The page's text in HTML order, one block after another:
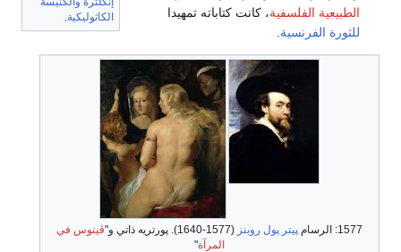
الكاثوليكية.
1577: الرسام پيتر پول روبنز (1577-1640). پورتريه ذاتي و"
ڤينوس في
المرآة"
الطبيعية الفلسفية، كانت كتاباته تمهيدا
للثورة الفرنسية.